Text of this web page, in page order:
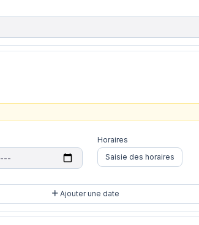
Horaires
Saisie des horaires
Ajouter une date